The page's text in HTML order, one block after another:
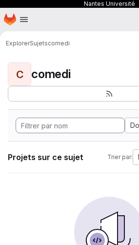
Nantes Université
Passer au contenu principal
Page d'accueil
ExplorerSujetscomedi
C comedi
Projets sur ce sujet Trier par: